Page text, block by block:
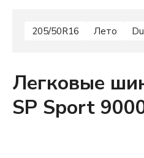
205/50R16 Лето
Легковые
SP Sport